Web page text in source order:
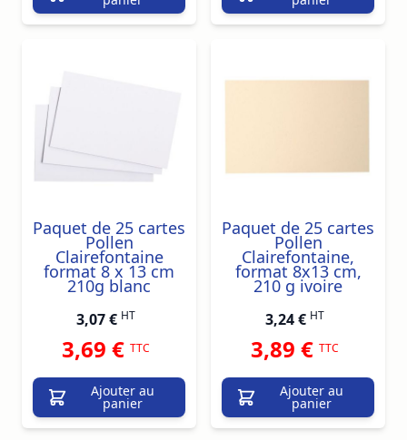
Paquet de 25 cartes
Pollen
Clairefontaine
format 8 x 13 cm
210g blanc
3,07 € HT
3,69 € TTC
Ajouter au
panier
Paquet de 25 cartes
Pollen
Clairefontaine,
format 8x13 cm,
210 g ivoire
3,24 € HT
3,89 € TTC
Ajouter au
panier